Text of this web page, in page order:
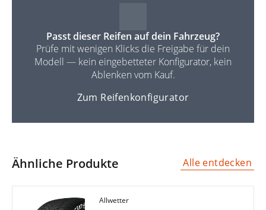
Passt dieser Reifen auf dein Fahrzeug?
Prüfe mit wenigen Klicks die Freigabe für dein
Modell — kein eingebetteter Konfigurator, kein
Ablenken vom Kauf.
Zum Reifenkonfigurator
Ähnliche Produkte Alle entdecken
Allwetter